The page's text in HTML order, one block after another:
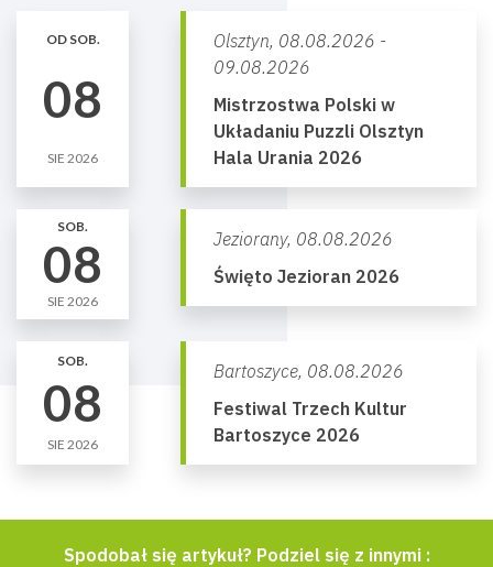
OD SOB.
08
SIE 2026
Olsztyn, 08.08.2026 -
09.08.2026
Mistrzostwa Polski w
Układaniu Puzzli Olsztyn
Hala Urania 2026
SOB.
08
SIE 2026
Jeziorany, 08.08.2026
Święto Jezioran 2026
SOB.
08
SIE 2026
Bartoszyce, 08.08.2026
Festiwal Trzech Kultur
Bartoszyce 2026
Spodobał się artykuł? Podziel się z innymi :